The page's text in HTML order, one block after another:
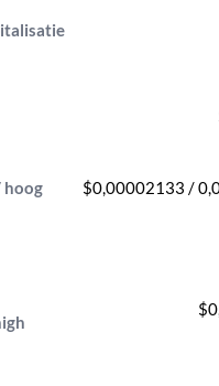
hoog $0,00002133 /